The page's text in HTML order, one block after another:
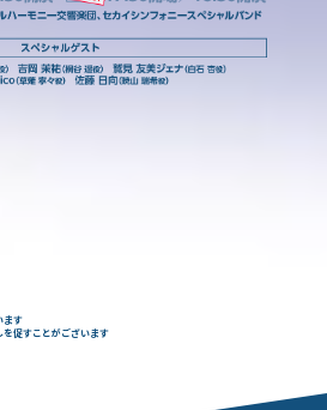
ます
促すことがございます